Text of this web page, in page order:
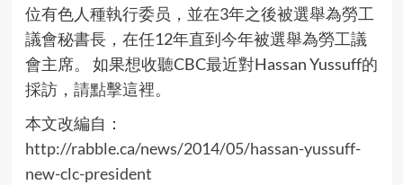
位有色人種執行委员，並在3年之後被選舉為勞工
議會秘書長，在任12年直到今年被選舉為勞工議
會主席。 如果想收聽CBC最近對Hassan Yussuff的
採訪， 請點擊這裡。
本文改編自：
http://rabble.ca/news/2014/05/hassan-yussuff-
new-clc-president